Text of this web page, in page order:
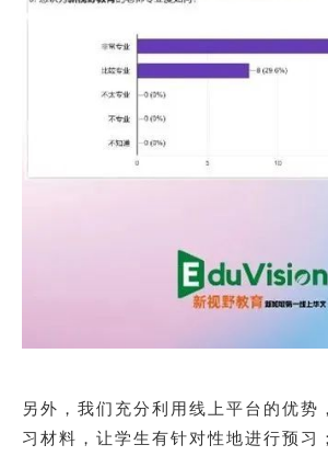
另外，我们充分利用线上平台的优势
习材料，让学生有针对性地进行预习